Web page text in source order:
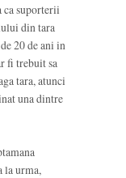
ca suporterii
din tara
20 de ani in
fi trebuit sa
tara, atunci
una dintre
la urma,